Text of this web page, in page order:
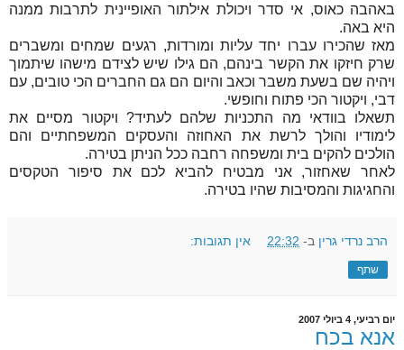
באהבה כאוס, אי סדר ויכולת אילתור האופיינית לתרבות ממנה
היא באה.
מאז שהכירו עברו יחד עליות ומורדות, רגעים שמחים ומשברים
שרק חיזקו את הקשר בינהם, הם גילו שיש לצידם מישהו שיתמוך
ויהיה שם בשעת משבר וכאב והיום הם גם החברים הכי טובים, עם
דבי, ויקטור הכי פתוח וחופשי.
תשאלו בוודאי מה התכניות שלהם לעתיד? ויקטור מסיים את
לימודיו והולך לרשת את האחוזה והעסקים המשפחתיים והם
הולכים להקים בית ומשפחה רחבה ככל הניתן בטירה.
לאחר שאחזור, אני מבטיח להביא לכם את סיפור הטקסים
והחגיגות והמסיבות שהיו בטירה.
הרב נרדי גרין ב- 22:32 אין תגובות:
שתף
יום רביעי, 4 ביולי 2007
אנא בכח